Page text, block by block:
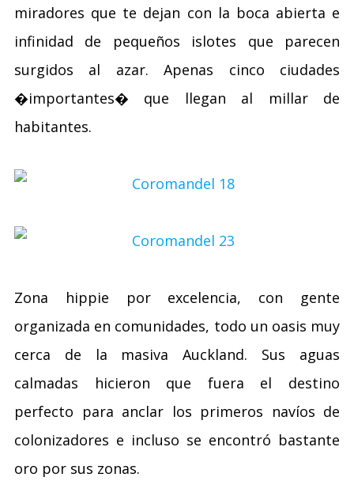
miradores que te dejan con la boca abierta e
infinidad de pequeños islotes que parecen
surgidos al azar. Apenas cinco ciudades
�importantes� que llegan al millar de
habitantes.
Zona hippie por excelencia, con gente
organizada en comunidades, todo un oasis muy
cerca de la masiva Auckland. Sus aguas
calmadas hicieron que fuera el destino
perfecto para anclar los primeros navíos de
colonizadores e incluso se encontró bastante
oro por sus zonas.